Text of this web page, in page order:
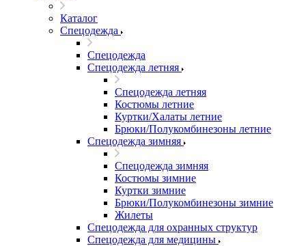
Каталог
Спецодежда
Спецодежда
Спецодежда летняя
Спецодежда летняя
Костюмы летние
Куртки/Халаты летние
Брюки/Полукомбинезоны летние
Спецодежда зимняя
Спецодежда зимняя
Костюмы зимние
Куртки зимние
Брюки/Полукомбинезоны зимние
Жилеты
Спецодежда для охранных структур
Спецодежда для медицины